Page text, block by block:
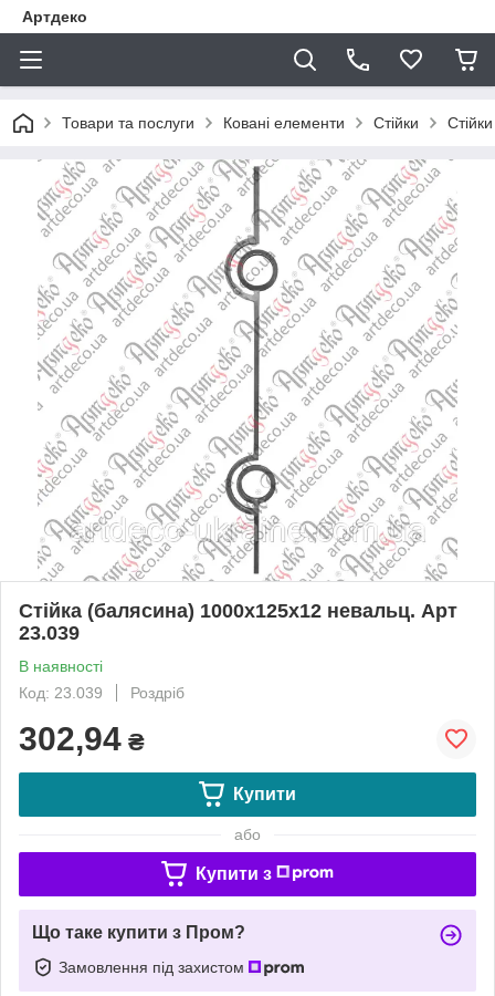
Артдеко
Товари та послуги Ковані елементи Стійки
Стійка (балясина) 1000х125х12 невальц. Арт
23.039
В наявності
Код: 23.039
Роздріб
302,94 ₴
Купити
або
Купити з
Що таке купити з Пром?
Замовлення під захистом